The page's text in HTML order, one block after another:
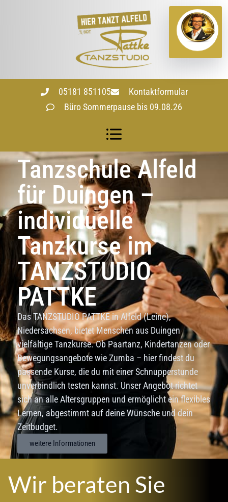
05181 851105
Kontaktformular
Büro Sommerpause bis 09.08.26
Tanzschule Alfeld
für Duingen –
individuelle
Tanzkurse im
TANZSTUDIO
PATTKE
Das TANZSTUDIO PATTKE in Alfeld (Leine),
Niedersachsen, bietet Menschen aus Duingen
vielfältige Tanzkurse. Ob Paartanz, Kindertanzen oder
Bewegungsangebote wie Zumba – hier findest du
passende Kurse, die du mit einer Schnupperstunde
unverbindlich testen kannst. Unser Angebot richtet
sich an alle Altersgruppen und ermöglicht ein flexibles
Lernen, abgestimmt auf deine Wünsche und dein
Zeitbudget.
weitere Informationen
Wir beraten Sie